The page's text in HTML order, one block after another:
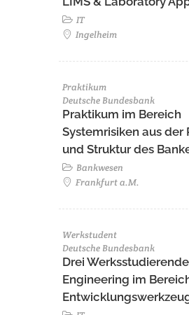
IT
Ingelheim
Praktikum
Deutsche Bundesbank
Praktikum im Bereich
Systemrisiken aus der
und Struktur des
Bankwesen
Frankfurt a.M.
Werkstudent
Deutsche Bundesbank
Drei
Engineering im